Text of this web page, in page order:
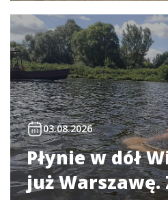
03.08.2026
Płynie w dół
już Warszawę.